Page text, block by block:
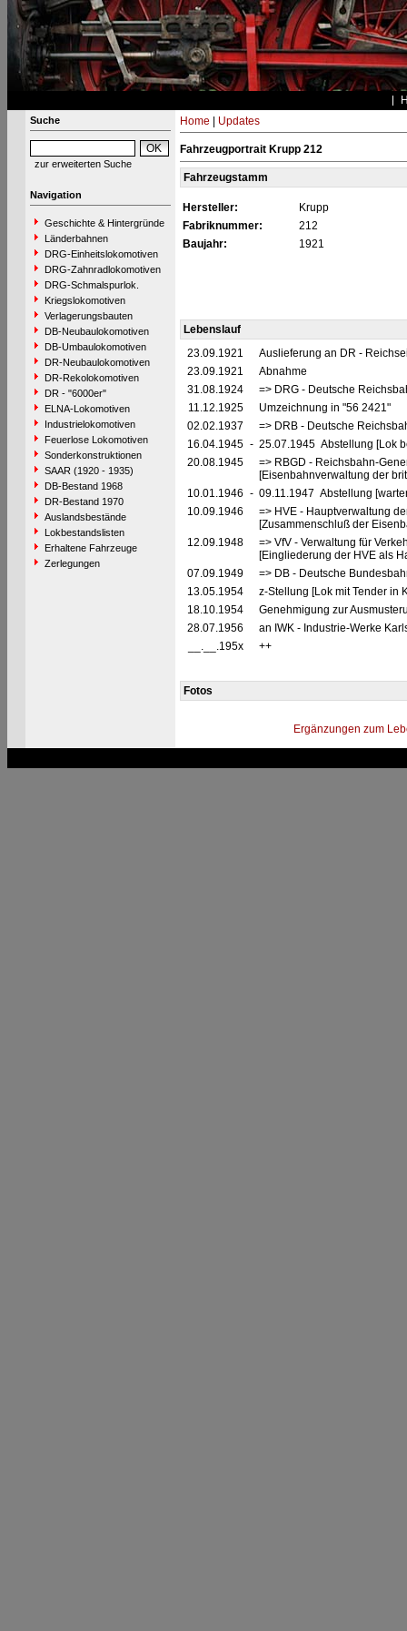
Suche
zur erweiterten Suche
Navigation
Geschichte & Hintergründe
Länderbahnen
DRG-Einheitslokomotiven
DRG-Zahnradlokomotiven
DRG-Schmalspurlok.
Kriegslokomotiven
Verlagerungsbauten
DB-Neubaulokomotiven
DB-Umbaulokomotiven
DR-Neubaulokomotiven
DR-Rekolokomotiven
DR - "6000er"
ELNA-Lokomotiven
Industrielokomotiven
Feuerlose Lokomotiven
Sonderkonstruktionen
SAAR (1920 - 1935)
DB-Bestand 1968
DR-Bestand 1970
Auslandsbestände
Lokbestandslisten
Erhaltene Fahrzeuge
Zerlegungen
Home Updates
Fahrzeugportrait Krupp 212
Fahrzeugstamm
Hersteller:
Krupp
Fabriknummer:
212
Baujahr:
1921
Lebenslauf
23.09.1921
Auslieferung an DR -
23.09.1921
Abnahme
31.08.1924
=> DRG - Deutsche
11.12.1925
Umzeichnung in "56 2421"
02.02.1937
=> DRB - Deutsche
16.04.1945 - 25.07.1945 Abstellung [Lok
20.08.1945
=> RBGD - Reichsbahn-
[Eisenbahnverwaltung der
10.01.1946 - 09.11.1947 Abstellung
10.09.1946
=> HVE - Hauptverwaltung
[Zusammenschluß der
12.09.1948
=> VfV - Verwaltung für
[Eingliederung der HVE als
07.09.1949
=> DB - Deutsche
13.05.1954
z-Stellung [Lok mit Tender in
18.10.1954
Genehmigung zur
28.07.1956
an IWK - Industrie-Werke
__.__.195x
++
Fotos
Ergänzungen zum